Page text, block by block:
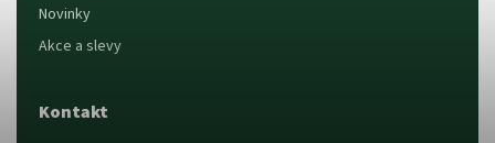
Novinky
Akce a slevy
Kontakt